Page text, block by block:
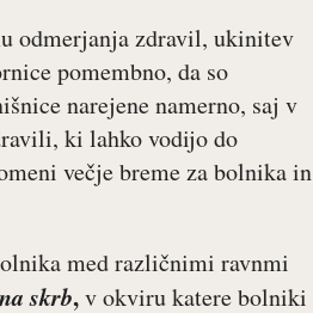
odmerjanja zdravil, ukinitev
pomembno, da so
narejene namerno, saj v
ki lahko vodijo do
večje breme za bolnika in
med različnimi ravnmi
skrb,v okviru katere bolniki